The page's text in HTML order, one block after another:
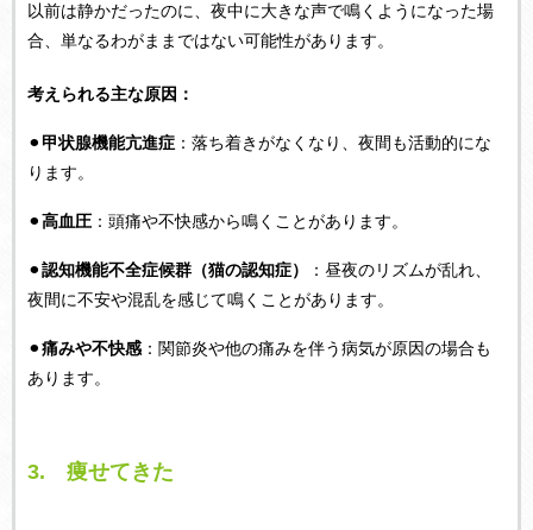
以前は静かだったのに、夜中に大きな声で鳴くようになった場
合、単なるわがままではない可能性があります。
考えられる主な原因：
⚫︎ 甲状腺機能亢進症 ：落ち着きがなくなり、夜間も活動的にな
ります。
⚫︎高血圧 ：頭痛や不快感から鳴くことがあります。
⚫︎認知機能不全症候群（猫の認知症）
：昼夜のリズムが乱れ、
夜間に不安や混乱を感じて鳴くことがあります。
⚫︎痛みや不快感 ：関節炎や他の痛みを伴う病気が原因の場合も
あります。
3. 痩せてきた